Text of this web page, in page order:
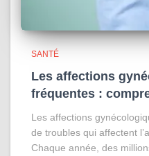
SANTÉ
Les affections
fréquentes :
Les affections
de troubles qui affectent
Chaque année, des